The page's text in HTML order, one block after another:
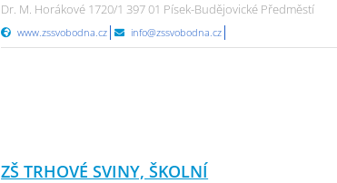
Dr. M. Horákové 1720/1 397 01 Písek-Budějovické Předměstí
www.zssvobodna.cz info@zssvobodna.cz
ZŠ TRHOVÉ SVINY, ŠKOLNÍ